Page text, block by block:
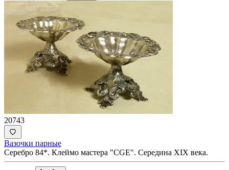
20743
Вазочки парные
Серебро 84*. Клеймо мастера "СGE". Середина ХIХ века.